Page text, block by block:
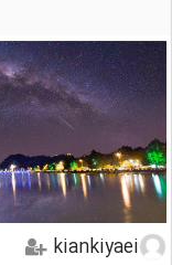
kiankiyaei